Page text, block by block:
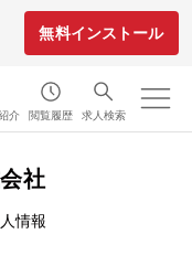
無料インストール
介 閲覧履歴 求人検索
社
情報